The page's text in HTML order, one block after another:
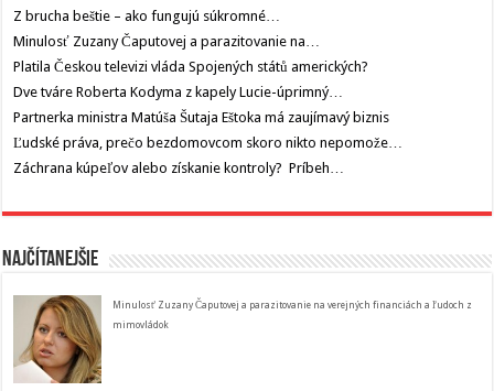
Z brucha beštie – ako fungujú súkromné…
Minulosť Zuzany Čaputovej a parazitovanie na…
Platila Českou televizi vláda Spojených států amerických?
Dve tváre Roberta Kodyma z kapely Lucie-úprimný…
Partnerka ministra Matúša Šutaja Eštoka má zaujímavý biznis
Ľudské práva, prečo bezdomovcom skoro nikto nepomože…
Záchrana kúpeľov alebo získanie kontroly? Príbeh…
Najčítanejšie
Minulosť Zuzany Čaputovej a parazitovanie na verejných financiách a ľudoch z
mimovládok